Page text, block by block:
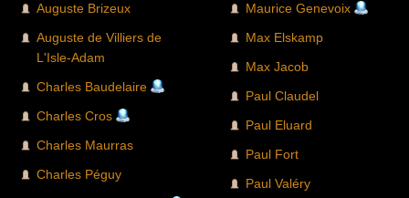
Auguste Brizeux
Auguste de Villiers de
L'Isle-Adam
Charles Baudelaire
Charles Cros
Charles Maurras
Charles Péguy
Maurice Genevoix
Max Elskamp
Max Jacob
Paul Claudel
Paul Eluard
Paul Fort
Paul Valéry